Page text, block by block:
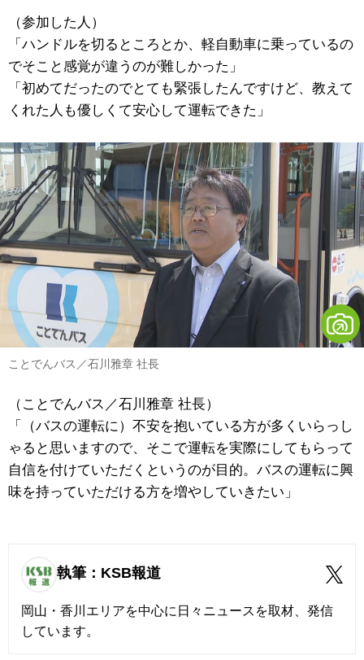
（参加した人）
「ハンドルを切るところとか、軽自動車に乗っているの
でそこと感覚が違うのが難しかった」
「初めてだったのでとても緊張したんですけど、教えて
くれた人も優しくて安心して運転できた」
ことでんバス／石川雅章 社長
（ことでんバス／石川雅章 社長）
「（バスの運転に）不安を抱いている方が多くいらっし
ゃると思いますので、そこで運転を実際にしてもらって
自信を付けていただくというのが目的。バスの運転に興
味を持っていただける方を増やしていきたい」
執筆：KSB報道
岡山・香川エリアを中心に日々ニュースを取材、発信
しています。